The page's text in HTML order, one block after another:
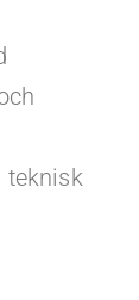
teknisk